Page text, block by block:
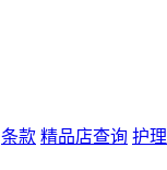
条款 精品店查询 护